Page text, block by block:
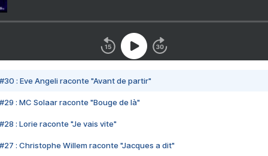
#30 : Eve Angeli raconte "Avant de partir"
#29 : MC Solaar raconte "Bouge de là"
#28 : Lorie raconte "Je vais vite"
#27 : Christophe Willem raconte "Jacques a dit"